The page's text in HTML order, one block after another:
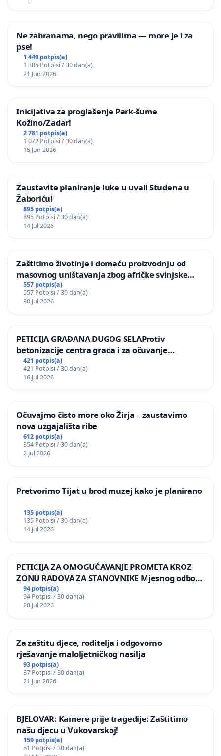
Ne zabranama, nego pravilima — more je i za
pse!
1 440 potpis(a)
1 305 Potpisi / 30 dan(a)
21 Jun 2026
Inicijativa za proglašenje Park-šume
Kožino/Zadar!
2 781 potpis(a)
1 072 Potpisi / 30 dan(a)
15 Jun 2026
Zaustavite planiranje luke u uvali Studena u
Žaboriću!
895 potpis(a)
895 Potpisi / 30 dan(a)
14 Jul 2026
Zaštitimo životinje i domaću proizvodnju od
masovnog uništavanja zbog afričke svinjske
kuge
557 potpis(a)
557 Potpisi / 30 dan(a)
30 Jul 2026
PETICIJA GRAĐANA DUGOG SELAProtiv
betonizacije centra grada i za očuvanje
postojećih zelenih površina i odraslih stabala pri
donošenju izmjena urbanističkog plana
421 potpis(a)
421 Potpisi / 30 dan(a)
16 Jul 2026
Očuvajmo čisto more oko Žirja – zaustavimo
nova uzgajališta ribe
612 potpis(a)
354 Potpisi / 30 dan(a)
2 Jul 2026
Pretvorimo Tijat u brod muzej kako je planirano
135 potpis(a)
135 Potpisi / 30 dan(a)
14 Jul 2026
PETICIJA ZA OMOGUĆAVANJE PROMETA KROZ
ZONU RADOVA ZA STANOVNIKE Mjesnog odbora
Kamensko i Lemić Brdo
94 potpis(a)
94 Potpisi / 30 dan(a)
28 Jul 2026
Za zaštitu djece, roditelja i odgovorno
rješavanje maloljetničkog nasilja
93 potpis(a)
87 Potpisi / 30 dan(a)
21 Jun 2026
BJELOVAR: Kamere prije tragedije: Zaštitimo
našu djecu u Vukovarskoj!
159 potpis(a)
81 Potpisi / 30 dan(a)